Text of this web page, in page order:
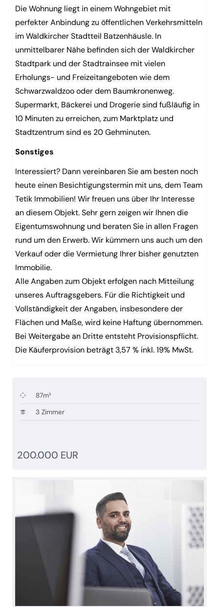
Die Wohnung liegt in einem Wohngebiet mit
perfekter Anbindung zu öffentlichen Verkehrsmitteln
im Waldkircher Stadtteil Batzenhäusle. In
unmittelbarer Nähe befinden sich der Waldkircher
Stadtpark und der Stadtrainsee mit vielen
Erholungs- und Freizeitangeboten wie dem
Schwarzwaldzoo oder dem Baumkronenweg.
Supermarkt, Bäckerei und Drogerie sind fußläufig in
10 Minuten zu erreichen, zum Marktplatz und
Stadtzentrum sind es 20 Gehminuten.
Sonstiges
Interessiert? Dann vereinbaren Sie am besten noch
heute einen Besichtigungstermin mit uns, dem Team
Tetik Immobilien! Wir freuen uns über Ihr Interesse
an diesem Objekt. Sehr gern zeigen wir Ihnen die
Eigentumswohnung und beraten Sie in allen Fragen
rund um den Erwerb. Wir kümmern uns auch um den
Verkauf oder die Vermietung Ihrer bisher genutzten
Immobilie.
Alle Angaben zum Objekt erfolgen nach Mitteilung
unseres Auftragsgebers. Für die Richtigkeit und
Vollständigkeit der Angaben, insbesondere der
Flächen und Maße, wird keine Haftung übernommen.
Bei Weitergabe an Dritte entsteht Provisionspflicht.
Die Käuferprovision beträgt 3,57 % inkl. 19% MwSt.
87m²
3 Zimmer
200.000 EUR